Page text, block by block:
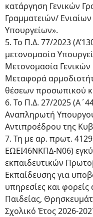
κατάργηση Γενικών
Γραμματειών/
Υπουργείων».
5. Το Π.Δ. 77/2023
μετονομασία
Μετονομασία Γενικών
Μεταφορά
θέσεων προσωπικού
6. Το Π.Δ. 27/2025
Αναπληρωτή
Αντιπροέδρου της
7. Τη με αρ. πρωτ.
ΕΩΕΙ46ΝΚΠΔ-Ν06)
εκπαιδευτικών
Εκπαίδευσης για
υπηρεσίες και
Παιδείας,
Σχολικό Έτος 2026-